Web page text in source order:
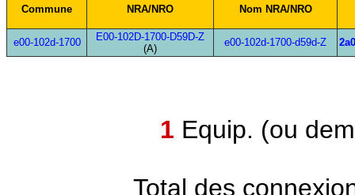
Commune NRA/NRO Nom NRA/NRO
e00-102d-1700
E00-102D-1700-D59D-Z
(A)
e00-102d-1700-d59d-Z
1 Equip. (ou
Total des